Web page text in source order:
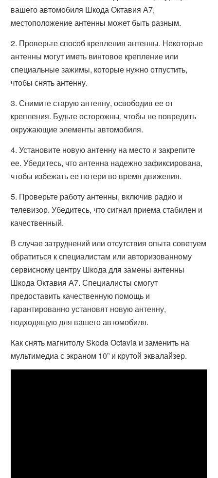
вашего автомобиля Шкода Октавия А7,
местоположение антенны может быть разным.
2. Проверьте способ крепления антенны. Некоторые
антенны могут иметь винтовое крепление или
специальные зажимы, которые нужно отпустить,
чтобы снять антенну.
3. Снимите старую антенну, освободив ее от
крепления. Будьте осторожны, чтобы не повредить
окружающие элементы автомобиля.
4. Установите новую антенну на место и закрепите
ее. Убедитесь, что антенна надежно зафиксирована,
чтобы избежать ее потери во время движения.
5. Проверьте работу антенны, включив радио и
телевизор. Убедитесь, что сигнал приема стабилен и
качественный.
В случае затруднений или отсутствия опыта советуем
обратиться к специалистам или авторизованному
сервисному центру Шкода для замены антенны
Шкода Октавия А7. Специалисты смогут
предоставить качественную помощь и
гарантированно установят новую антенну,
подходящую для вашего автомобиля.
Как снять магнитолу Skoda Octavia и заменить на
мультимедиа с экраном 10” и крутой эквалайзер.